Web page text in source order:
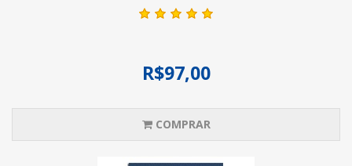
R$97,00
COMPRAR